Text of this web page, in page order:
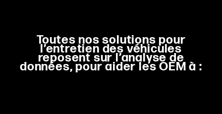
Toutes nos solutions pour
l’entretien des véhicules
reposent sur l’analyse de
données, pour aider les OEM à :